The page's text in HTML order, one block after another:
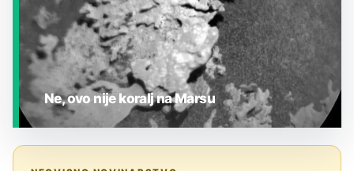
Ne, ovo nije koralj na Marsu